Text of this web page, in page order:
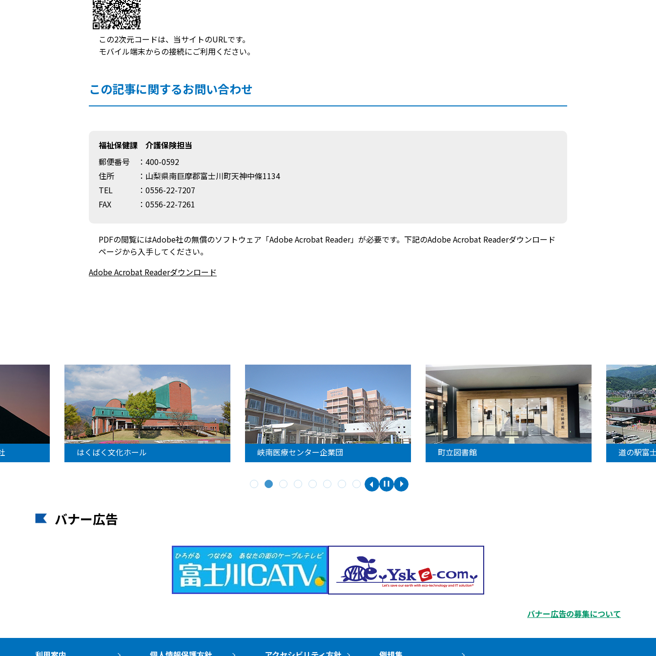
この2次元コードは、当サイトのURLです。
モバイル端末からの接続にご利用ください。
この記事に関するお問い合わせ
福祉保健課 介護保険担当
郵便番号
：400-0592
住所
：山梨県南巨摩郡富士川町天神中條1134
TEL
：0556-22-7207
FAX
：0556-22-7261
PDFの閲覧にはAdobe社の無償のソフトウェア「Adobe Acrobat Reader」が必要です。下記のAdobe Acrobat Readerダウンロード
ページから入手してください。
Adobe Acrobat Readerダウンロード
はくばく文化ホール 峡南医療センター企業団 町立図書館 道の駅富
バナー広告
バナー広告の募集について